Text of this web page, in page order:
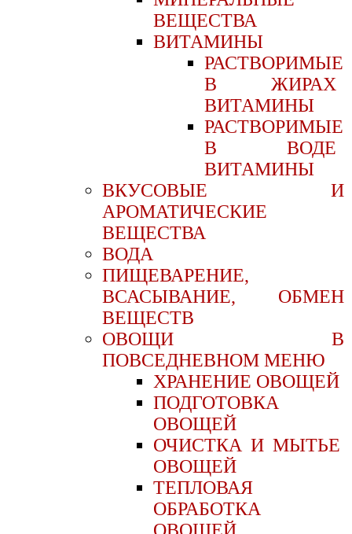
ВЕЩЕСТВА
ВИТАМИНЫ
РАСТВОРИМЫЕ
В ЖИРАХ
ВИТАМИНЫ
РАСТВОРИМЫЕ
В ВОДЕ
ВИТАМИНЫ
ВКУСОВЫЕ И
АРОМАТИЧЕСКИЕ
ВЕЩЕСТВА
ВОДА
ПИЩЕВАРЕНИЕ,
ВСАСЫВАНИЕ, ОБМЕН
ВЕЩЕСТВ
ОВОЩИ В
ПОВСЕДНЕВНОМ МЕНЮ
ХРАНЕНИЕ ОВОЩЕЙ
ПОДГОТОВКА
ОВОЩЕЙ
ОЧИСТКА И МЫТЬЕ
ОВОЩЕЙ
ТЕПЛОВАЯ
ОБРАБОТКА